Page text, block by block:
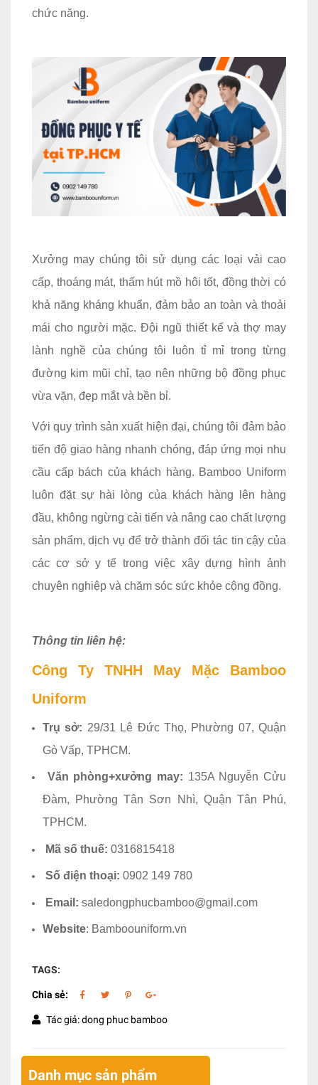
chức năng.
Xưởng may chúng tôi sử dụng các loại vải cao
cấp, thoáng mát, thấm hút mồ hôi tốt, đồng thời có
khả năng kháng khuẩn, đảm bảo an toàn và thoải
mái cho người mặc. Đội ngũ thiết kế và thợ may
lành nghề của chúng tôi luôn tỉ mỉ trong từng
đường kim mũi chỉ, tạo nên những bộ đồng phục
vừa vặn, đẹp mắt và bền bỉ.
Với quy trình sản xuất hiện đại, chúng tôi đảm bảo
tiến độ giao hàng nhanh chóng, đáp ứng mọi nhu
cầu cấp bách của khách hàng. Bamboo Uniform
luôn đặt sự hài lòng của khách hàng lên hàng
đầu, không ngừng cải tiến và nâng cao chất lượng
sản phẩm, dịch vụ để trở thành đối tác tin cậy của
các cơ sở y tế trong việc xây dựng hình ảnh
chuyên nghiệp và chăm sóc sức khỏe cộng đồng.
Thông tin liên hệ:
Công Ty TNHH May Mặc Bamboo
Uniform
Trụ sở: 29/31 Lê Đức Thọ, Phường 07, Quận
Gò Vấp, TPHCM.
Văn phòng+xưởng may: 135A Nguyễn Cửu
Đàm, Phường Tân Sơn Nhì, Quận Tân Phú,
TPHCM.
Mã số thuế: 0316815418
Số điện thoại: 0902 149 780
Email: saledongphucbamboo@gmail.com
Website: Bamboouniform.vn
TAGS:
Chia sẻ:
Tác giả: dong phuc bamboo
Danh mục sản phẩm